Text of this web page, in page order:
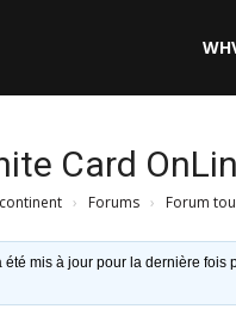
Card
› Forums › Forum
mis à jour pour la dernière fois